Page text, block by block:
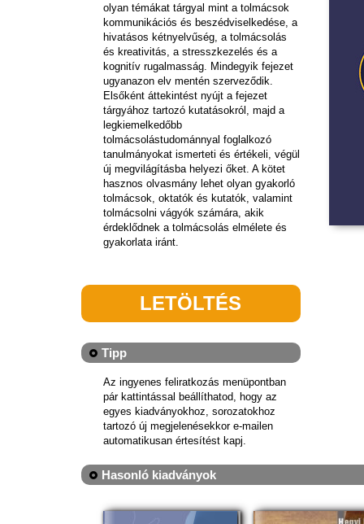
olyan témákat tárgyal mint a tolmácsok
kommunikációs és beszédviselkedése, a
hivatásos kétnyelvűség, a tolmácsolás
és kreativitás, a stresszkezelés és a
kognitív rugalmasság. Mindegyik fejezet
ugyanazon elv mentén szerveződik.
Elsőként áttekintést nyújt a fejezet
tárgyához tartozó kutatásokról, majd a
legkiemelkedőbb
tolmácsolástudománnyal foglalkozó
tanulmányokat ismerteti és értékeli, végül
új megvilágításba helyezi őket. A kötet
hasznos olvasmány lehet olyan gyakorló
tolmácsok, oktatók és kutatók, valamint
tolmácsolni vágyók számára, akik
érdeklődnek a tolmácsolás elmélete és
gyakorlata iránt.
LETÖLTÉS
Tipp
Az ingyenes feliratkozás menüpontban
pár kattintással beállíthatod, hogy az
egyes kiadványokhoz, sorozatokhoz
tartozó új megjelenésekkor e-mailen
automatikusan értesítést kapj.
Hasonló kiadványok